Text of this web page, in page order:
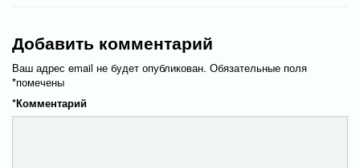
Добавить комментарий
Ваш адрес email не будет опубликован. Обязательные поля
помечены
*
Комментарий
*